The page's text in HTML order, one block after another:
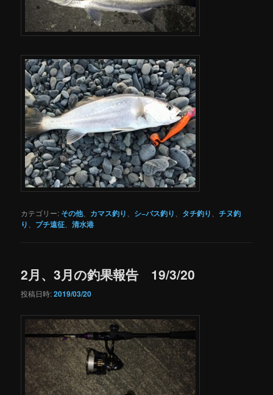
カテゴリー: その他、 カマス釣り シ−バス釣り タチ釣り 、チヌ釣
り
プチ遠征 、清水港
2月、3月の釣果報告 19/3/20
投稿日時:2019/03/20